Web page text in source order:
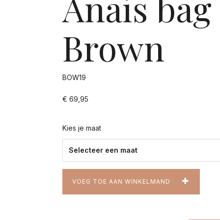
Brown
BOW19
€ 69,95
Kies je maat
VOEG TOE AAN WINKELMAND